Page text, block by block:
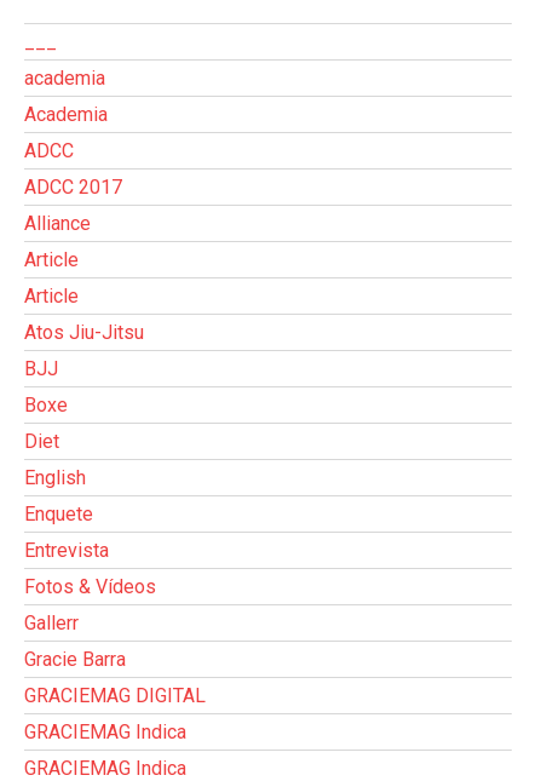
academia
Academia
ADCC
ADCC 2017
Alliance
Article
Article
Atos Jiu-Jitsu
BJJ
Boxe
Diet
English
Enquete
Entrevista
Fotos & Vídeos
Gallerr
Gracie Barra
GRACIEMAG DIGITAL
GRACIEMAG Indica
GRACIEMAG Indica